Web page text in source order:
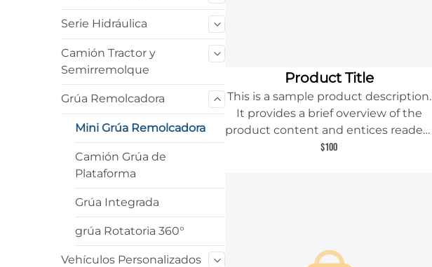
Serie Hidráulica
Camión Tractor y
Semirremolque
Grúa Remolcadora
Mini Grúa Remolcadora
Camión Grúa de
Plataforma
Grúa Integrada
grúa Rotatoria 360°
Vehículos Personalizados
Product Title
This is a sample product description.
It provides a brief overview of the
product content and entices readers
to learn more about this product.
$100